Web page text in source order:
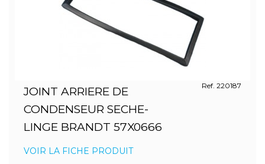
JOINT ARRIERE DE
CONDENSEUR SECHE-
LINGE BRANDT 57X0666
Ref. 220187
VOIR LA FICHE PRODUIT